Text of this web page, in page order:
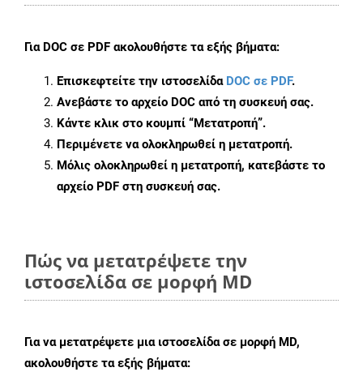
Για DOC σε PDF ακολουθήστε τα εξής βήματα:
Επισκεφτείτε την ιστοσελίδα DOC σε PDF.
Ανεβάστε το αρχείο DOC από τη συσκευή σας.
Κάντε κλικ στο κουμπί “Μετατροπή”.
Περιμένετε να ολοκληρωθεί η μετατροπή.
Μόλις ολοκληρωθεί η μετατροπή, κατεβάστε το
αρχείο PDF στη συσκευή σας.
Πώς να μετατρέψετε την
ιστοσελίδα σε μορφή MD
Για να μετατρέψετε μια ιστοσελίδα σε μορφή MD,
ακολουθήστε τα εξής βήματα: